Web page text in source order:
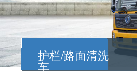
护栏/路面清洗
车